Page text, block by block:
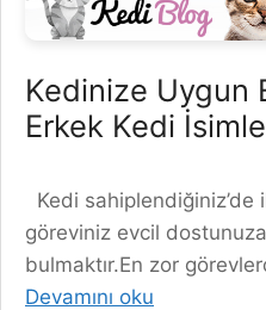
Kedinize Uygun
Erkek Kedi
Kedi sahiplendiğiniz’de
göreviniz evcil dostunuza
bulmaktır.En zor
Devamını oku